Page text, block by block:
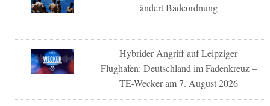
ändert Badeordnung
Hybrider Angriff auf Leipziger
Flughafen: Deutschland im Fadenkreuz –
TE-Wecker am 7. August 2026